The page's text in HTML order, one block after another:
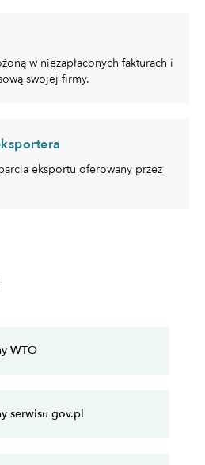
w niezapłaconych fakturach i
swojej firmy.
eksportu oferowany przez
WTO
serwisu gov.pl